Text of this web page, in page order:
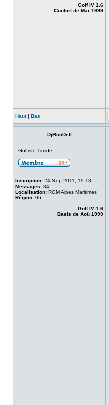
Golf IV 1.6
Confort de Mar 1999
Haut| Bas
DjBonDell
Golfiste Timide
Inscription: 24 Sep 2011, 19:13
Messages: 34
Localisation: RCM Alpes Maritimes
Région: 06
Golf IV 1.6
Basis de Aoû 1999